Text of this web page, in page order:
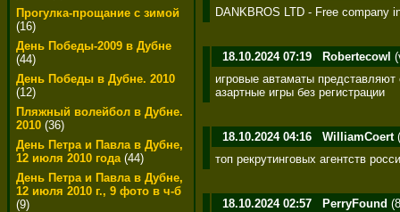
Прогулка-прощание с зимой
(16)
День Победы-2009 в Дубне
(44)
День Победы в Дубне. 2010
(12)
Пляжный волейбол в Дубне.
2010 (36)
День Петра и Павла в Дубне,
12 июля 2010 года(44)
День Петра и Павла в Дубне,
12 июля 2010 г., 9 фото в ч-б
(9)
DANKBROS LTD - Free company
18.10.2024 07:19 Robertecowl
игровые автаматы
азартные игры без регистрации
18.10.2024 04:16 WilliamCoert
топ рекрутинговых агентств
18.10.2024 02:57 PerryFound